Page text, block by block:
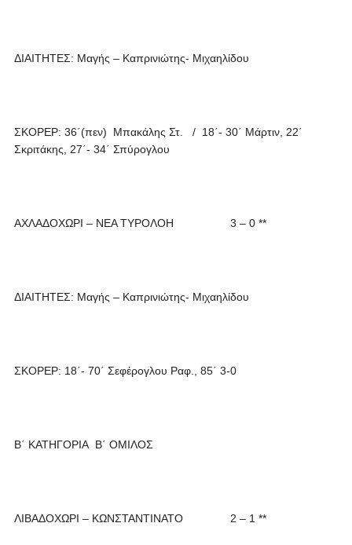
ΔΙΑΙΤΗΤΕΣ: Μαγής – Καπρινιώτης- Μιχαηλίδου
ΣΚΟΡΕΡ: 36΄(πεν) Μπακάλης Στ. / 18΄- 30΄ Μάρτιν, 22΄
Σκριτάκης, 27΄- 34΄ Σπύρογλου
ΑΧΛΑΔΟΧΩΡΙ – ΝΕΑ ΤΥΡΟΛΟΗ 3 – 0 **
ΔΙΑΙΤΗΤΕΣ: Μαγής – Καπρινιώτης- Μιχαηλίδου
ΣΚΟΡΕΡ: 18΄- 70΄ Σεφέρογλου Ραφ., 85΄ 3-0
Β΄ ΚΑΤΗΓΟΡΙΑ Β΄ ΟΜΙΛΟΣ
ΛΙΒΑΔΟΧΩΡΙ – ΚΩΝΣΤΑΝΤΙΝΑΤΟ 2 – 1 **